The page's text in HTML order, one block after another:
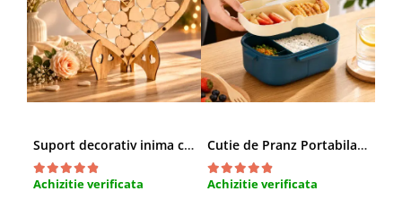
Suport decorativ inima cu mesaje, Cadou cu suflet
Achizitie verificata
Cutie de Pranz Portabila cu Compartimente
Achizitie verificata